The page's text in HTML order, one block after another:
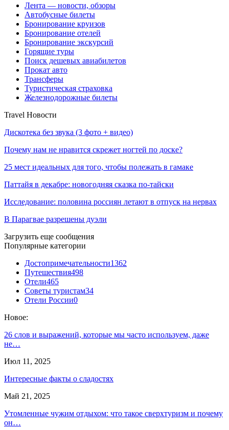
Лента — новости, обзоры
Автобусные билеты
Бронирование круизов
Бронирование отелей
Бронирование экскурсий
Горящие туры
Поиск дешевых авиабилетов
Прокат авто
Трансферы
Туристическая страховка
Железнодорожные билеты
Travel Новости
Дискотека без звука (3 фото + видео)
Почему нам не нравится скрежет ногтей по доске?
25 мест идеальных для того, чтобы полежать в гамаке
Паттайя в декабре: новогодняя сказка по-тайски
Исследование: половина россиян летают в отпуск на нервах
В Парагвае разрешены дуэли
Загрузить еще сообщения
Популярные категории
Достопримечательности1362
Путешествия498
Отели465
Советы туристам34
Отели России0
Новое:
26 слов и выражений, которые мы часто используем, даже
не…
Июл 11, 2025
Интересные факты о сладостях
Май 21, 2025
Утомленные чужим отдыхом: что такое сверхтуризм и почему
он…